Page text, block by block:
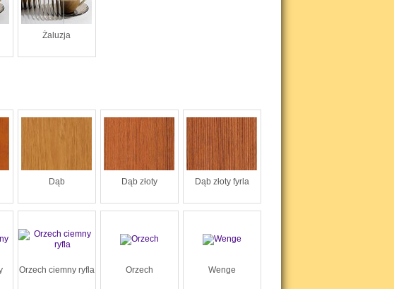
Żaluzja
Dąb Dąb złoty Dąb złoty fyrla
Orzech ciemny ryfla Orzech Wenge